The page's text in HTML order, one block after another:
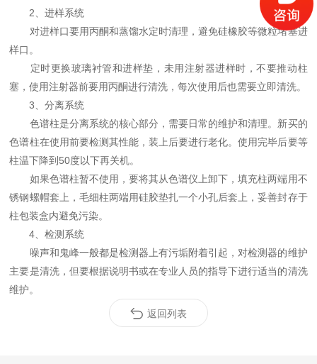
2、进样系统
对进样口要用丙酮和蒸馏水定时清理，避免硅橡胶等微粒堵塞进
样口。
定时更换玻璃衬管和进样垫，未用注射器进样时，不要推动柱
塞，使用注射器前要用丙酮进行清洗，每次使用后也需要立即清洗。
3、分离系统
色谱柱是分离系统的核心部分，需要日常的维护和清理。新买的
色谱柱在使用前要检测其性能，装上后要进行老化。使用完毕后要等
柱温下降到50度以下再关机。
如果色谱柱暂不使用，要将其从色谱仪上卸下，填充柱两端用不
锈钢螺帽套上，毛细柱两端用硅胶垫扎一个小孔后套上，妥善封存于
柱包装盒内避免污染。
4、检测系统
噪声和鬼峰一般都是检测器上有污垢附着引起，对检测器的维护
主要是清洗，但要根据说明书或在专业人员的指导下进行适当的清洗
维护。
返回列表